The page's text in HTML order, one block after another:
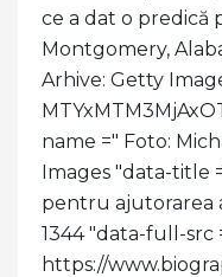
ce a dat o predică
Montgomery,
Arhive: Getty
name =" Foto:
Images "data-title
pentru ajutorarea
1344 "data-full-src
https://